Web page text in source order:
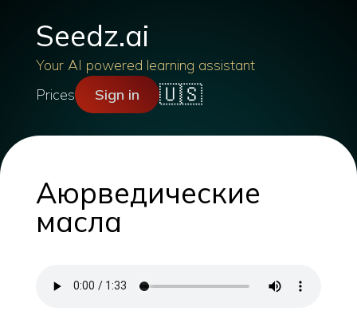
Seedz.ai
Your AI powered learning assistant
Prices
Sign in 🇺🇸
Аюрведические
масла